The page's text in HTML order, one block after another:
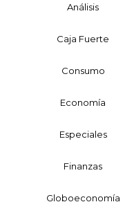
Análisis
Caja Fuerte
Consumo
Economía
Especiales
Finanzas
Globoeconomía